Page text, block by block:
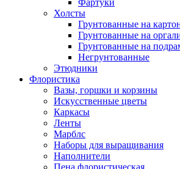
Фартуки
Холсты
Грунтованные на
Грунтованные на
Грунтованные на
Негрунтованные
Этюдники
Флористика
Вазы, горшки и корзины
Искусственные цветы
Каркасы
Ленты
Марблс
Наборы для выращивания
Наполнители
Пена флористическая